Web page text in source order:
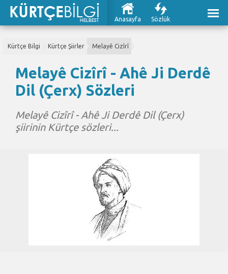
Anasayfa Sözlük
Kürtçe Bilgi Kürtçe Şiirler Melayê Cizîrî
Melayê Cizîrî - Ahê Ji Derdê
Dil (Çerx) Sözleri
Melayê Cizîrî - Ahê Ji Derdê Dil (Çerx)
şiirinin Kürtçe sözleri...